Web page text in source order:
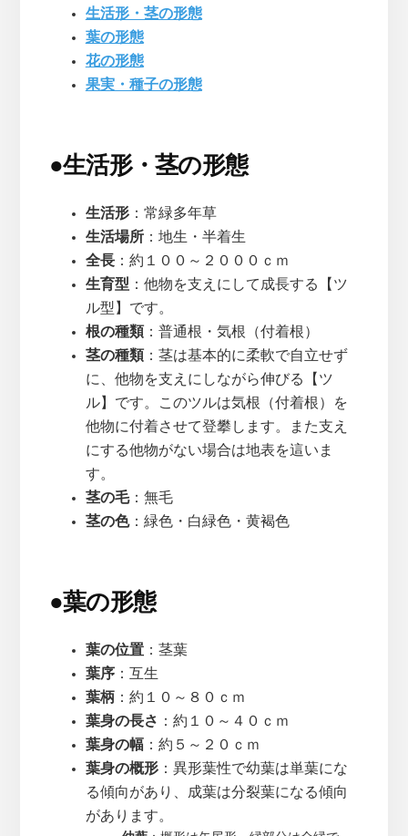
生活形・茎の形態
葉の形態
花の形態
果実・種子の形態
●生活形・茎の形態
生活形：常緑多年草
生活場所：地生・半着生
全長：約１００～２０００ｃｍ
生育型 ：他物を支えにして成長する【ツ
ル型】です。
根の種類 ：普通根・気根（付着根）
茎の種類 ：茎は基本的に柔軟で自立せず
に、他物を支えにしながら伸びる【ツ
ル】です。このツルは気根（付着根）を
他物に付着させて登攀します。また支え
にする他物がない場合は地表を這いま
す。
茎の毛：無毛
茎の色：緑色・白緑色・黄褐色
●葉の形態
葉の位置：茎葉
葉序：互生
葉柄 ：約１０～８０ｃｍ
葉身の長さ ：約１０～４０ｃｍ
葉身の幅 ：約５～２０ｃｍ
葉身の概形：異形葉性で幼葉は単葉にな
る傾向があり、成葉は分裂葉になる傾向
があります。